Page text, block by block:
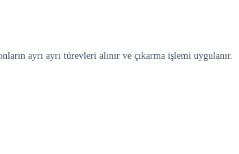
ayrı ayrı türevleri alınır ve çıkarma işlemi uygulanır.